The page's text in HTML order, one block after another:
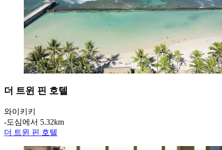
더 트윈 핀 호텔
와이키키
‐도심에서 5.32km
더 트윈 핀 호텔